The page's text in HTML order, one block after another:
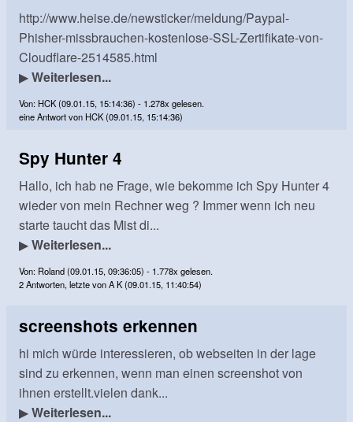
http://www.heise.de/newsticker/meldung/Paypal-
Phisher-missbrauchen-kostenlose-SSL-Zertifikate-von-
Cloudflare-2514585.html
▶Weiterlesen...
Von: HCK (09.01.15, 15:14:36) - 1.278x gelesen.
eine Antwort von HCK (09.01.15, 15:14:36)
Spy Hunter 4
Hallo, ich hab ne Frage, wie bekomme ich Spy Hunter 4
wieder von mein Rechner weg ? Immer wenn ich neu
starte taucht das Mist di...
▶Weiterlesen...
Von: Roland (09.01.15, 09:36:05) - 1.778x gelesen.
2 Antworten, letzte von A K (09.01.15, 11:40:54)
screenshots erkennen
hi mich würde interessieren, ob webseiten in der lage
sind zu erkennen, wenn man einen screenshot von
ihnen erstellt.vielen dank...
▶Weiterlesen...